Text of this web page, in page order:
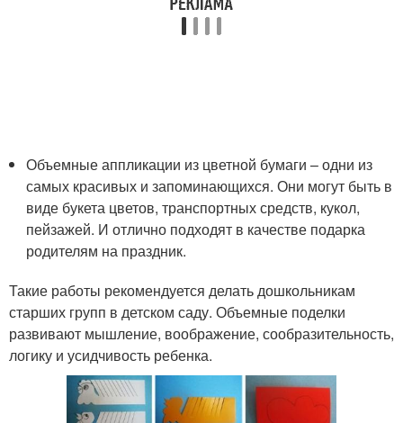
Объемные аппликации из цветной бумаги – одни из
самых красивых и запоминающихся. Они могут быть в
виде букета цветов, транспортных средств, кукол,
пейзажей. И отлично подходят в качестве подарка
родителям на праздник.
Такие работы рекомендуется делать дошкольникам
старших групп в детском саду. Объемные поделки
развивают мышление, воображение, сообразительность,
логику и усидчивость ребенка.